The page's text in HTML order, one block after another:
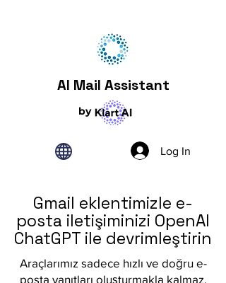
AI Mail Assistant
by
Log In
Gmail eklentimizle e-
posta iletişiminizi OpenAI
ChatGPT ile devrimleştirin
Araçlarımız sadece hızlı ve doğru e-
posta yanıtları oluşturmakla kalmaz,